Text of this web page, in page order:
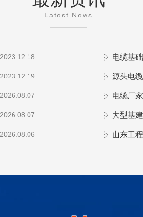
Latest News
2023.12.18
2023.12.19
2026.08.07
2026.08.07
2026.08.06
电缆基
源头电
电缆厂
大型基